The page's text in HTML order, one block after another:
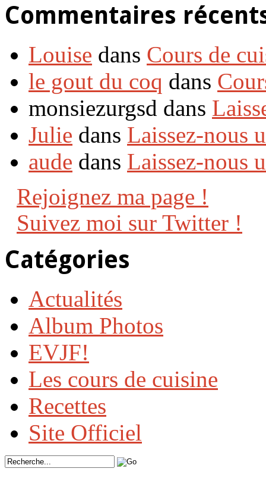
Commentaires
Louise dans Cours de
le gout du coq dans
monsiezurgsd dans
Julie dans Laissez-nous
aude dans Laissez-nous
Rejoignez ma page !
Suivez moi sur Twitter !
Catégories
Actualités
Album Photos
EVJF!
Les cours de cuisine
Recettes
Site Officiel